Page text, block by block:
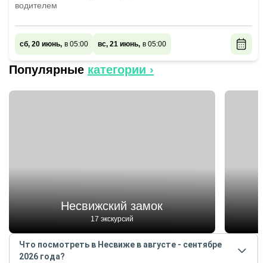
водителем
сб, 20 июнь, в 05:00 вс, 21 июнь, в 05:00
Популярные категории ›
Несвижский замок
17 экскурсий
Что посмотреть в Несвиже в августе - сентябре
2026 года?